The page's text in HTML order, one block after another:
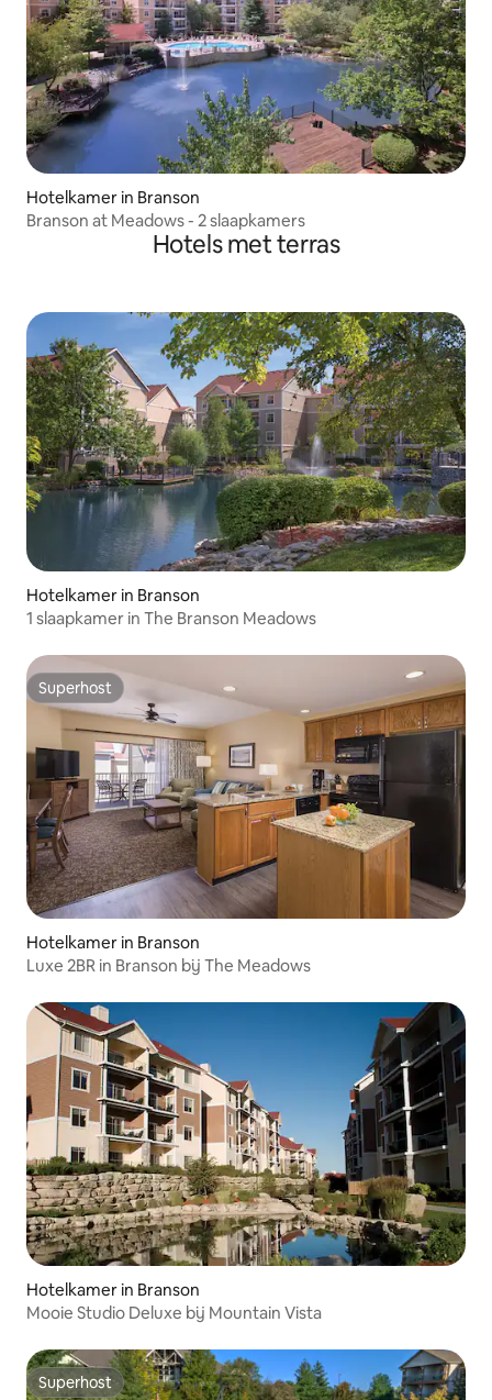
Hotelkamer in Branson
Branson at Meadows - 2 slaapkamers
Hotels met terras
Hotelkamer in Branson
1 slaapkamer in The Branson Meadows
Superhost
Superhost
Hotelkamer in Branson
Luxe 2BR in Branson bij The Meadows
Hotelkamer in Branson
Mooie Studio Deluxe bij Mountain Vista
Superhost
Superhost